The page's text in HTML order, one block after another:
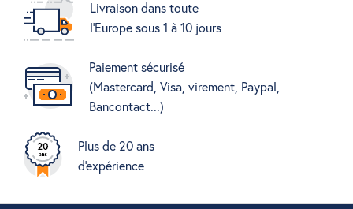
Livraison dans toute
l'Europe sous 1 à 10 jours
Paiement sécurisé
(Mastercard, Visa, virement, Paypal,
Bancontact...)
Plus de 20 ans
d'expérience